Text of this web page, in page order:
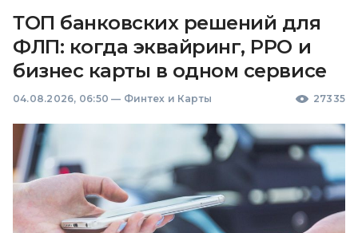
ТОП банковских решений для
ФЛП: когда эквайринг, РРО и
бизнес карты в одном сервисе
04.08.2026, 06:50 — Финтех и Карты 27335